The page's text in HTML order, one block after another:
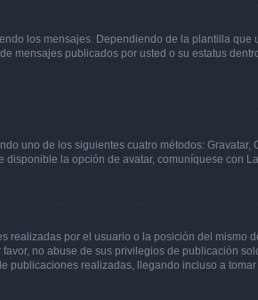
los mensajes. Dependiendo de la plantilla
mensajes publicados por usted o su estatus
uno de los siguientes cuatro métodos:
la opción de avatar, comuníquese con
por el usuario o la posición del mismo
no abuse de sus privilegios de publicación
realizadas, llegando incluso a